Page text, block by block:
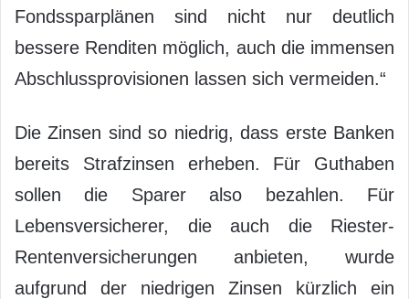
Fondssparplänen sind nicht nur deutlich
bessere Renditen möglich, auch die immensen
Abschlussprovisionen lassen sich vermeiden.“
Die Zinsen sind so niedrig, dass erste Banken
bereits Strafzinsen erheben. Für Guthaben
sollen die Sparer also bezahlen. Für
Lebensversicherer, die auch die Riester-
Rentenversicherungen anbieten, wurde
aufgrund der niedrigen Zinsen kürzlich ein